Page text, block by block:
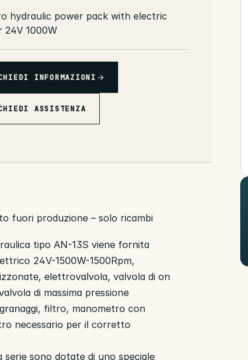
hydraulic power pack with electric
24V 1000W
INFORMAZIONI
ASSISTENZA
fuori produzione – solo ricambi
tipo AN-13S viene fornita
24V-1500W-1500Rpm,
elettrovalvola, valvola di on
di massima pressione
filtro, manometro con
necessario per il corretto
serie sono dotate di uno speciale